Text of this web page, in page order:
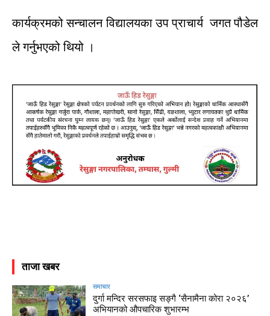
कार्यक्रमको सन्चालन विद्यालयका उप प्राचार्य जगत पौडेल
ले गर्नुभएको थियो ।
ताजा खबर
समाचार
दुर्गा मन्दिर सरसफाइ सङ्गै ‘सैनामैना कोरा २०२६’
अभियानको औपचारिक शुभारम्भ